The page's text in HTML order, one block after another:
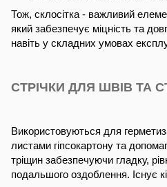
Тож, склосітка - важливий
який забезпечує міцність та
навіть у складних умовах
СТРІЧКИ ДЛЯ ШВІВ ТА
Використовуються для
листами гіпсокартону та
тріщин забезпечуючи гладку,
подальшого оздоблення. Існує